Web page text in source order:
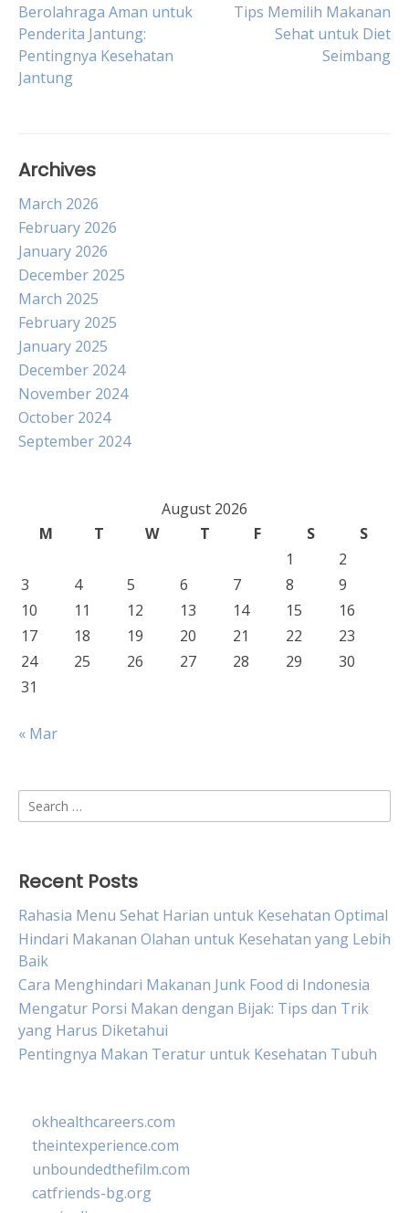
Post
navigation
Berolahraga Aman untuk
Penderita Jantung:
Pentingnya Kesehatan
Jantung
Tips Memilih Makanan
Sehat untuk Diet
Seimbang
Archives
March 2026
February 2026
January 2026
December 2025
March 2025
February 2025
January 2025
December 2024
November 2024
October 2024
September 2024
August 2026
M
T W T F S
S
1
2
3
4 5 6 7 8
9
10
11 12 13 14 15
16
17
18 19 20 21 22
23
24
25 26 27 28 29
30
31
« Mar
Search
for:
Recent Posts
Rahasia Menu Sehat Harian untuk Kesehatan Optimal
Hindari Makanan Olahan untuk Kesehatan yang Lebih
Baik
Cara Menghindari Makanan Junk Food di Indonesia
Mengatur Porsi Makan dengan Bijak: Tips dan Trik
yang Harus Diketahui
Pentingnya Makan Teratur untuk Kesehatan Tubuh
okhealthcareers.com
theintexperience.com
unboundedthefilm.com
catfriends-bg.org